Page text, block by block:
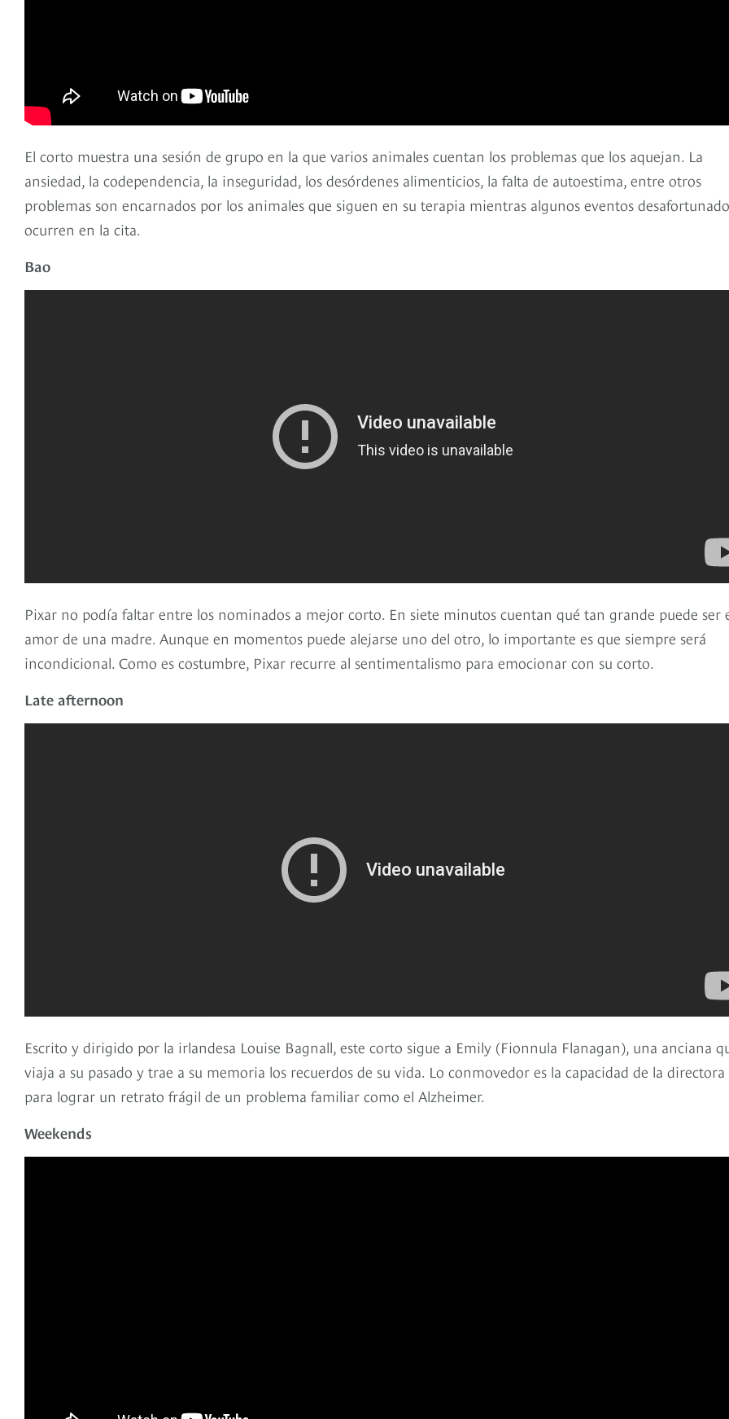
El corto muestra una sesión de grupo en la que varios animales cuentan los problemas que los aquejan. La
ansiedad, la codependencia, la inseguridad, los desórdenes alimenticios, la falta de autoestima, entre otros
problemas son encarnados por los animales que siguen en su terapia mientras algunos eventos
ocurren en la cita.
Bao
Pixar no podía faltar entre los nominados a mejor corto. En siete minutos cuentan qué tan grande puede ser
amor de una madre. Aunque en momentos puede alejarse uno del otro, lo importante es que siempre será
incondicional. Como es costumbre, Pixar recurre al sentimentalismo para emocionar con su corto.
Late afternoon
Escrito y dirigido por la irlandesa Louise Bagnall, este corto sigue a Emily (Fionnula Flanagan), una anciana
viaja a su pasado y trae a su memoria los recuerdos de su vida. Lo conmovedor es la capacidad de la directora
para lograr un retrato frágil de un problema familiar como el Alzheimer.
Weekends